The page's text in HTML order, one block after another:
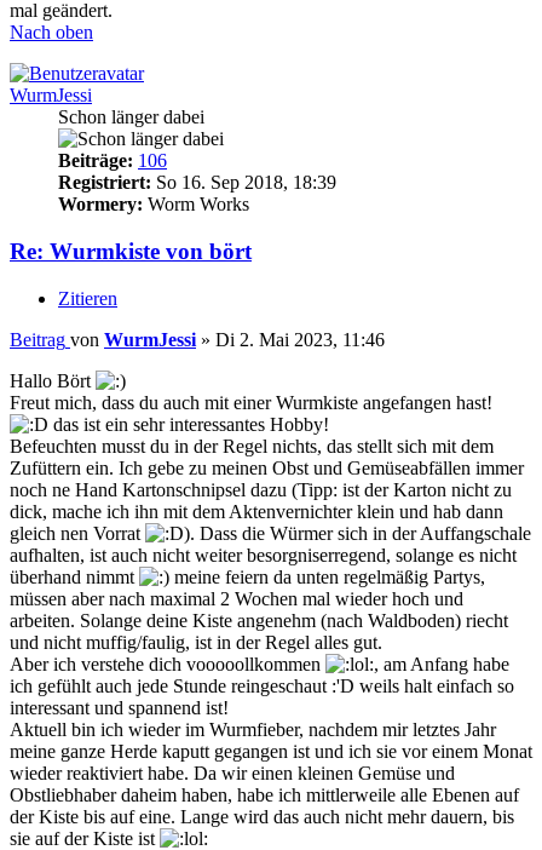
mal geändert.
Nach oben
WurmJessi
Schon länger dabei
Beiträge: 106
Registriert: So 16. Sep 2018, 18:39
Wormery: Worm Works
Re: Wurmkiste von bört
Zitieren
Beitrag von WurmJessi » Di 2. Mai 2023, 11:46
Hallo Bört
Freut mich, dass du auch mit einer Wurmkiste angefangen hast!
das ist ein sehr interessantes Hobby!
Befeuchten musst du in der Regel nichts, das stellt sich mit dem
Zufüttern ein. Ich gebe zu meinen Obst und Gemüseabfällen immer
noch ne Hand Kartonschnipsel dazu (Tipp: ist der Karton nicht zu
dick, mache ich ihn mit dem Aktenvernichter klein und hab dann
gleich nen Vorrat
). Dass die Würmer sich in der Auffangschale
aufhalten, ist auch nicht weiter besorgniserregend, solange es nicht
überhand nimmt
meine feiern da unten regelmäßig Partys,
müssen aber nach maximal 2 Wochen mal wieder hoch und
arbeiten. Solange deine Kiste angenehm (nach Waldboden) riecht
und nicht muffig/faulig, ist in der Regel alles gut.
Aber ich verstehe dich vooooollkommen
, am Anfang habe
ich gefühlt auch jede Stunde reingeschaut :'D weils halt einfach so
interessant und spannend ist!
Aktuell bin ich wieder im Wurmfieber, nachdem mir letztes Jahr
meine ganze Herde kaputt gegangen ist und ich sie vor einem Monat
wieder reaktiviert habe. Da wir einen kleinen Gemüse und
Obstliebhaber daheim haben, habe ich mittlerweile alle Ebenen auf
der Kiste bis auf eine. Lange wird das auch nicht mehr dauern, bis
sie auf der Kiste ist